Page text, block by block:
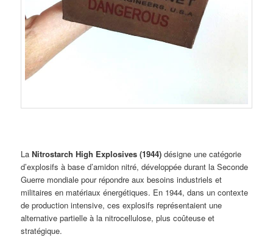
LaNitrostarch High Explosives (1944) désigne une catégorie
d’explosifs à base d’amidon nitré, développée durant la Seconde
Guerre mondiale pour répondre aux besoins industriels et
militaires en matériaux énergétiques. En 1944, dans un contexte
de production intensive, ces explosifs représentaient une
alternative partielle à la nitrocellulose, plus coûteuse et
stratégique.